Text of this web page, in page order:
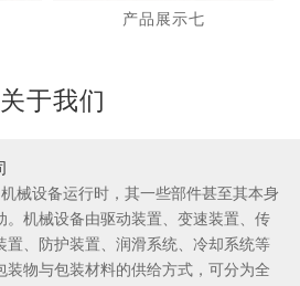
产品展示七
关于我们
设备运行时，其一些部件甚至其本身
。机械设备由驱动装置、变速装置、传
置、防护装置、润滑系统、冷却系统等
装物与包装材料的供给方式，可分为全